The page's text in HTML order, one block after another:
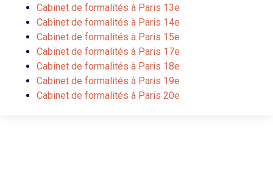
Cabinet de formalités à Paris 13e
Cabinet de formalités à Paris 14e
Cabinet de formalités à Paris 15e
Cabinet de formalités à Paris 17e
Cabinet de formalités à Paris 18e
Cabinet de formalités à Paris 19e
Cabinet de formalités à Paris 20e